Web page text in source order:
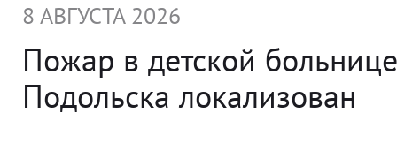
8 АВГУСТА 2026
Пожар в детской больнице
Подольска локализован